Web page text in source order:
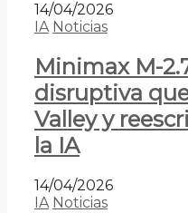
14/04/2026
IA Noticias
Minimax M-
disruptiva
Valley y
la IA
14/04/2026
IA Noticias